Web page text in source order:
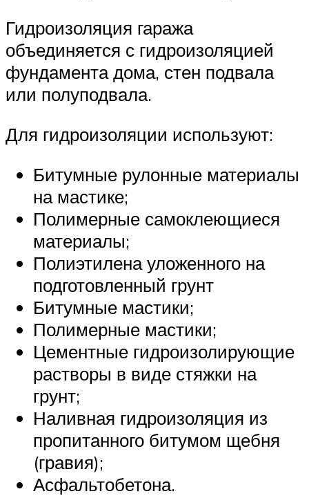
Гидроизоляция гаража
объединяется с гидроизоляцией
фундамента дома, стен подвала
или полуподвала.
Для гидроизоляции используют:
Битумные рулонные материалы
на мастике;
Полимерные самоклеющиеся
материалы;
Полиэтилена уложенного на
подготовленный грунт
Битумные мастики;
Полимерные мастики;
Цементные гидроизолирующие
растворы в виде стяжки на
грунт;
Наливная гидроизоляция из
пропитанного битумом щебня
(гравия);
Асфальтобетона.